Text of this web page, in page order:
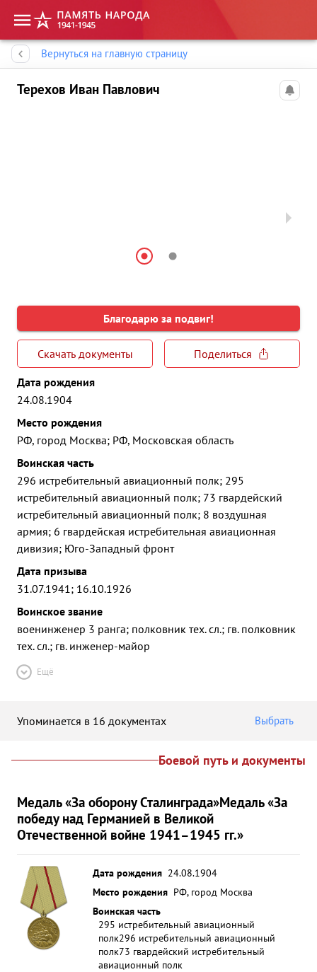
Вернуться на главную страницу
Терехов Иван Павлович
Благодарю за подвиг!
Скачать документы
Поделиться
Дата рождения
24.08.1904
Место рождения
РФ, город Москва; РФ, Московская область
Воинская часть
296 истребительный авиационный полк; 295
истребительный авиационный полк; 73 гвардейский
истребительный авиационный полк; 8 воздушная
армия; 6 гвардейская истребительная авиационная
дивизия; Юго-Западный фронт
Дата призыва
31.07.1941; 16.10.1926
Воинское звание
военинженер 3 ранга; полковник тех. сл.; гв. полковник
тех. сл.; гв. инженер-майор
Ещё
Упоминается в 16 документах Выбрать
Боевой путь и документы
Медаль «За оборону Сталинграда»Медаль «За
победу над Германией в Великой
Отечественной войне 1941–1945 гг.»
Дата рождения 24.08.1904
Место рождения РФ, город Москва
Воинская часть
295 истребительный авиационный
полк296 истребительный авиационный
полк73 гвардейский истребительный
авиационный полк
Память народа